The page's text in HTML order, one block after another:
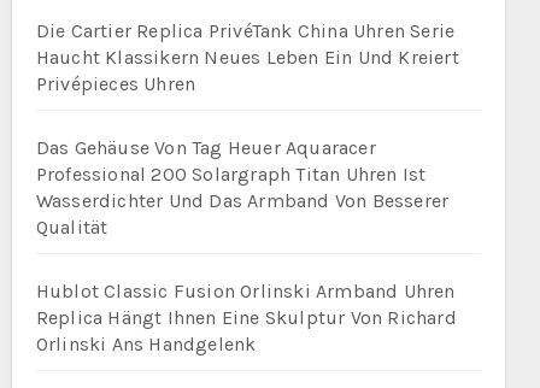
Die Cartier Replica PrivéTank China Uhren Serie
Haucht Klassikern Neues Leben Ein Und Kreiert
Privépieces Uhren
Das Gehäuse Von Tag Heuer Aquaracer
Professional 200 Solargraph Titan Uhren Ist
Wasserdichter Und Das Armband Von Besserer
Qualität
Hublot Classic Fusion Orlinski Armband Uhren
Replica Hängt Ihnen Eine Skulptur Von Richard
Orlinski Ans Handgelenk